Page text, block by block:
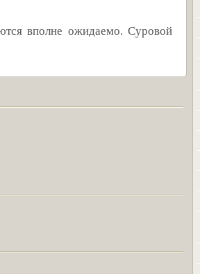
вполне ожидаемо. Суровой